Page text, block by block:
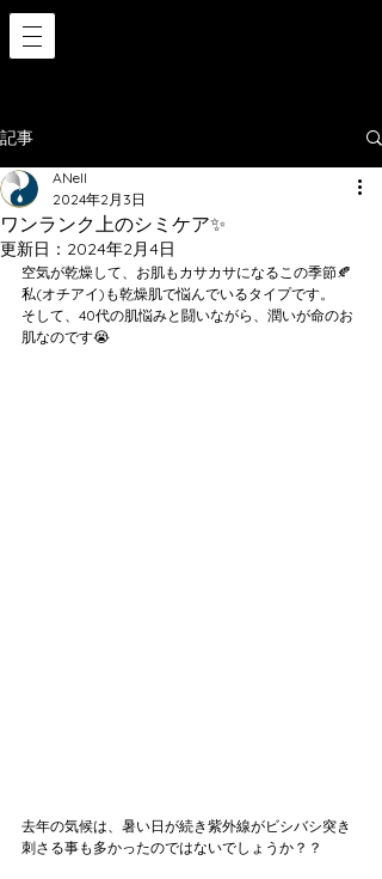
記事
ワンランク上のシミケア✨
ANell
2024年2月3日
更新日： 2024年2月4日
空気が乾燥して、お肌もカサカサになるこの季節🍂
私(オチアイ)も乾燥肌で悩んでいるタイプです。
そして、40代の肌悩みと闘いながら、潤いが命のお
肌なのです😭
去年の気候は、暑い日が続き紫外線がビシバシ突き
刺さる事も多かったのではないでしょうか？？